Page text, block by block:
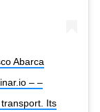
Abarca
– –
Its